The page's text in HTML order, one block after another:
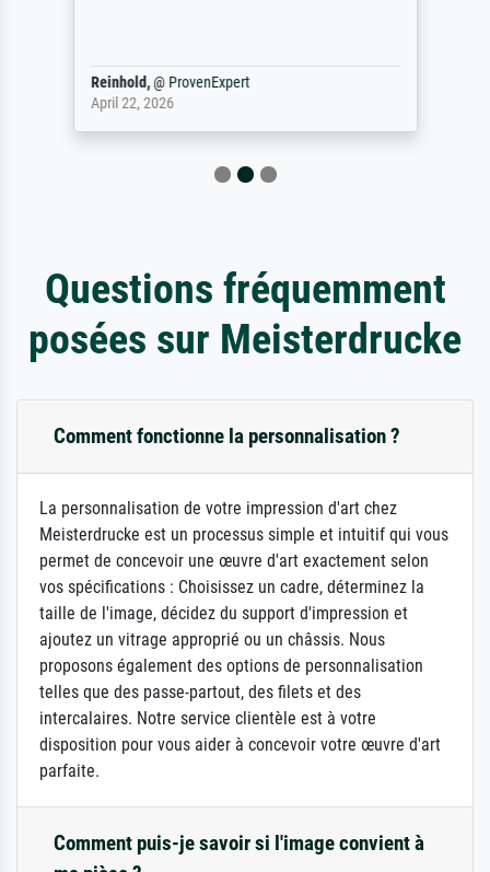
Reinhold,@ ProvenExpert
April 22, 2026
Questions fréquemment
posées sur Meisterdrucke
Comment fonctionne la personnalisation ?
La personnalisation de votre impression d'art chez
Meisterdrucke est un processus simple et intuitif qui vous
permet de concevoir une œuvre d'art exactement selon
vos spécifications : Choisissez un cadre, déterminez la
taille de l'image, décidez du support d'impression et
ajoutez un vitrage approprié ou un châssis. Nous
proposons également des options de personnalisation
telles que des passe-partout, des filets et des
intercalaires. Notre service clientèle est à votre
disposition pour vous aider à concevoir votre œuvre d'art
parfaite.
Comment puis-je savoir si l'image convient à